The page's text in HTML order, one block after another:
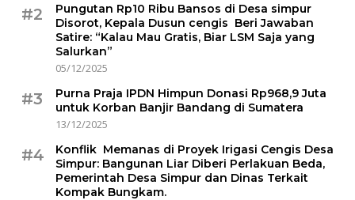
#2
Pungutan Rp10 Ribu Bansos di Desa simpur
Disorot, Kepala Dusun cengis Beri Jawaban
Satire: “Kalau Mau Gratis, Biar LSM Saja yang
Salurkan”
05/12/2025
#3
Purna Praja IPDN Himpun Donasi Rp968,9 Juta
untuk Korban Banjir Bandang di Sumatera
13/12/2025
#4
Konflik Memanas di Proyek Irigasi Cengis Desa
Simpur: Bangunan Liar Diberi Perlakuan Beda,
Pemerintah Desa Simpur dan Dinas Terkait
Kompak Bungkam.